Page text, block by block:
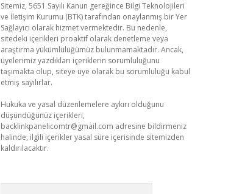
Sitemiz, 5651 Sayılı Kanun gereğince Bilgi Teknolojileri
ve İletişim Kurumu (BTK) tarafından onaylanmış bir Yer
Sağlayıcı olarak hizmet vermektedir. Bu nedenle,
sitedeki içerikleri proaktif olarak denetleme veya
araştırma yükümlülüğümüz bulunmamaktadır. Ancak,
üyelerimiz yazdıkları içeriklerin sorumluluğunu
taşımakta olup, siteye üye olarak bu sorumluluğu kabul
etmiş sayılırlar.
Hukuka ve yasal düzenlemelere aykırı olduğunu
düşündüğünüz içerikleri,
backlinkpanelicomtr@gmail.com adresine bildirmeniz
halinde, ilgili içerikler yasal süre içerisinde sitemizden
kaldırılacaktır.